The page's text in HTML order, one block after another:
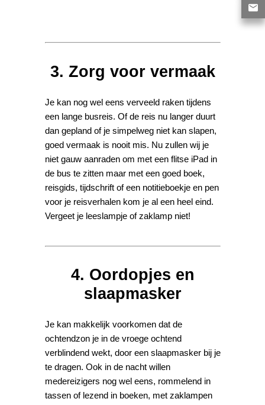
3. Zorg voor vermaak
Je kan nog wel eens verveeld raken tijdens
een lange busreis. Of de reis nu langer duurt
dan gepland of je simpelweg niet kan slapen,
goed vermaak is nooit mis. Nu zullen wij je
niet gauw aanraden om met een flitse iPad in
de bus te zitten maar met een goed boek,
reisgids, tijdschrift of een notitieboekje en pen
voor je reisverhalen kom je al een heel eind.
Vergeet je leeslampje of zaklamp niet!
4. Oordopjes en
slaapmasker
Je kan makkelijk voorkomen dat de
ochtendzon je in de vroege ochtend
verblindend wekt, door een slaapmasker bij je
te dragen. Ook in de nacht willen
medereizigers nog wel eens, rommelend in
tassen of lezend in boeken, met zaklampen